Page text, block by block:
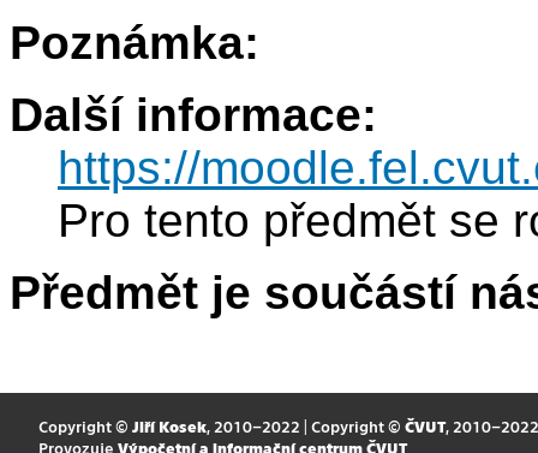
Poznámka:
Další informace:
https://
Pro tento předmět se
Předmět je součástí
Copyright © Jiří Kosek, 2010–2022 | Copyright © ČVUT, 2010–2022
Provozuje Výpočetní a informační centrum ČVUT